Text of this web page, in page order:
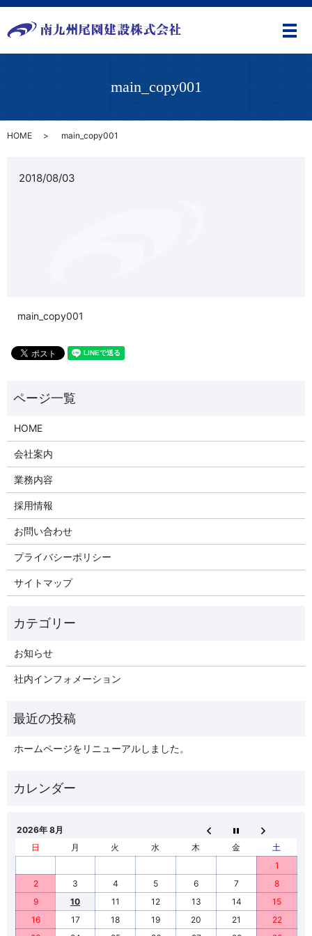
メ
main_copy001
HOME main_copy001
2018/08/03
main_copy001
HOME
会社案内
業務内容
採用情報
お問い合わせ
プライバシーポリシー
サイトマップ
お知らせ
社内インフォメーション
ホームページをリニューアルしました。
2026年 8月
日
月 火 水 木 金
土
1
2
3 4 5 6 7
8
9
10 11 12 13 14
15
16
17 18 19 20 21
22